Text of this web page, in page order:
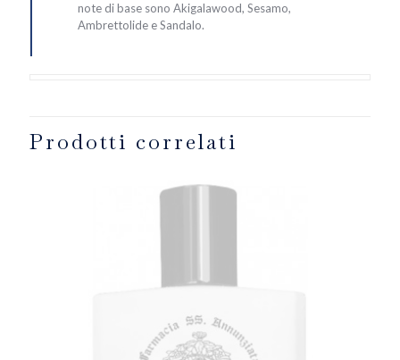
note di base sono Akigalawood, Sesamo,
Ambrettolide e Sandalo.
Prodotti correlati